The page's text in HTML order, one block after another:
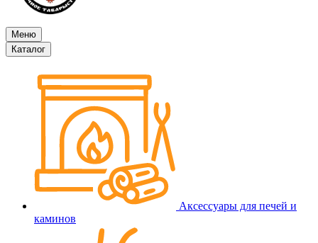
Меню
Каталог
Аксессуары для печей и
каминов